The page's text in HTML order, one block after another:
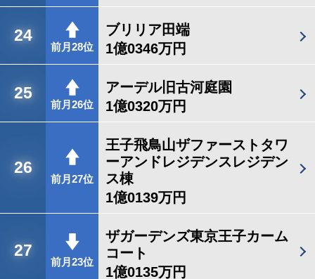
24
前月28位
ブリリア田端
1億0346万円
25
前月26位
アーデル旧古河庭園
1億0320万円
26
前月27位
王子飛鳥山ザファーストタワ
ーアンドレジデンスレジデン
ス棟
1億0139万円
27
前月23位
ザガーデンズ東京王子カーム
コート
1億0135万円